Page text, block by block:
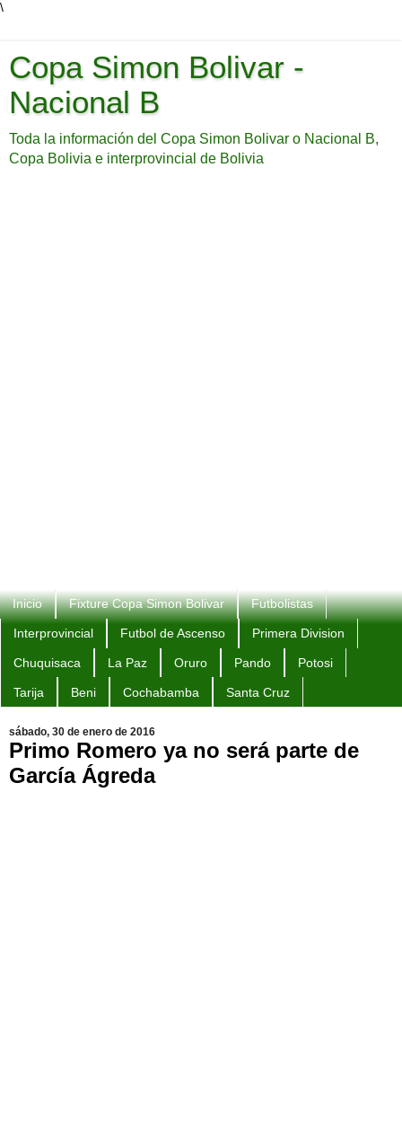
\
Copa Simon Bolivar -
Nacional B
Toda la información del Copa Simon Bolivar o Nacional B,
Copa Bolivia e interprovincial de Bolivia
Inicio Fixture Copa Simon Bolivar Futbolistas
Interprovincial Futbol de Ascenso Primera Division
Chuquisaca La Paz Oruro Pando Potosi
Tarija Beni Cochabamba Santa Cruz
sábado, 30 de enero de 2016
Primo Romero ya no será parte de
García Ágreda